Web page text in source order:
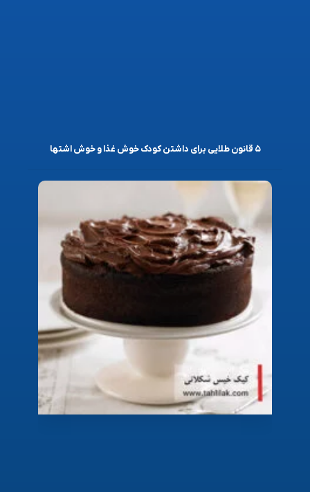
۵ قانون طلایی برای داشتن کودک خوش غذا و خوش اشتها